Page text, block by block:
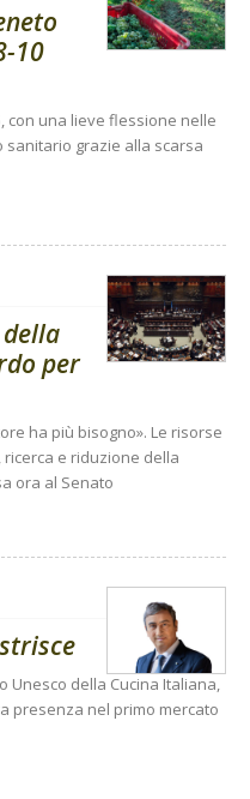
10
con una lieve flessione nelle
sanitario grazie alla scarsa
per
ha più bisogno». Le risorse
e riduzione della
ora al Senato
Unesco della Cucina Italiana,
presenza nel primo mercato